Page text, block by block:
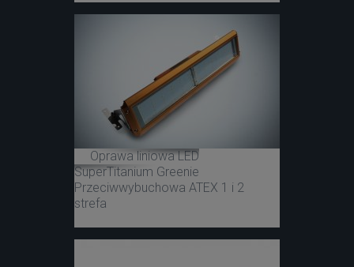
Oprawa liniowa LED
SuperTitanium Greenie
Przeciwwybuchowa ATEX 1 i 2
strefa